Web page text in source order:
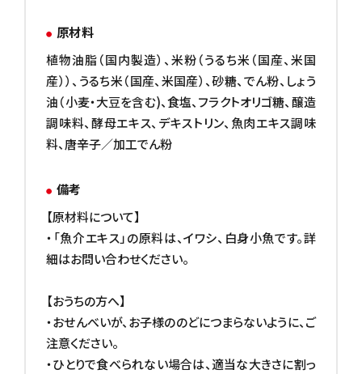
原材料
植物油脂（国内製造）、米粉（うるち米（国産、米国
産））、うるち米（国産、米国産）、砂糖、でん粉、しょう
油（小麦・大豆を含む)、食塩、フラクトオリゴ糖、醸造
調味料、酵母エキス、デキストリン、魚肉エキス調味
料、唐辛子／加工でん粉
備考
【原材料について】
・「魚介エキス」の原料は、イワシ、白身小魚です。詳
細はお問い合わせください。
【おうちの方へ】
・おせんべいが、お子様ののどにつまらないように、ご
注意ください。
・ひとりで食べられない場合は、適当な大きさに割っ